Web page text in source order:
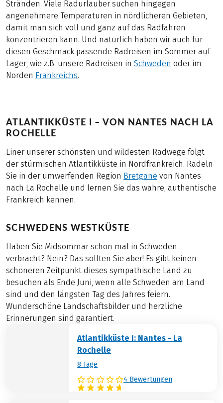
Stränden. Viele Radurlauber suchen hingegen
angenehmere Temperaturen in nördlicheren Gebieten,
damit man sich voll und ganz auf das Radfahren
konzentrieren kann. Und natürlich haben wir auch für
diesen Geschmack passende Radreisen im Sommer auf
Lager, wie z.B. unsere Radreisen in Schweden oder im
Norden Frankreichs.
ATLANTIKKÜSTE I – VON NANTES NACH LA
ROCHELLE
Einer unserer schönsten und wildesten Radwege folgt
der stürmischen Atlantikküste in Nordfrankreich. Radeln
Sie in der umwerfenden Region Bretgane von Nantes
nach La Rochelle und lernen Sie das wahre, authentische
Frankreich kennen.
SCHWEDENS WESTKÜSTE
Haben Sie Midsommar schon mal in Schweden
verbracht? Nein? Das sollten Sie aber! Es gibt keinen
schöneren Zeitpunkt dieses sympathische Land zu
besuchen als Ende Juni, wenn alle Schweden am Land
sind und den längsten Tag des Jahres feiern.
Wunderschöne Landschaftsbilder und herzliche
Erinnerungen sind garantiert.
Atlantikküste I: Nantes - La
Rochelle
8 Tage
4 Bewertungen